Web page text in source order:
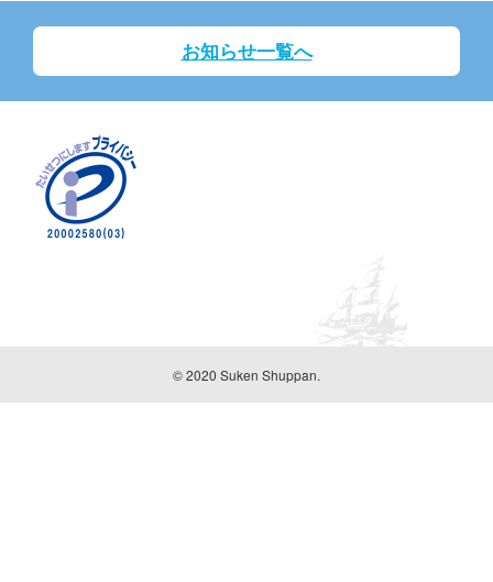
お知らせ一覧へ
© 2020 Suken Shuppan.